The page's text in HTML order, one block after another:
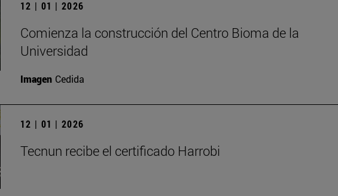
12 | 01 | 2026
Comienza la construcción del Centro Bioma de la
Universidad
Imagen Cedida
12 | 01 | 2026
Tecnun recibe el certificado Harrobi